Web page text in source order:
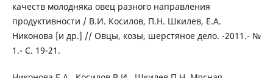
качеств молодняка овец разного направления
продуктивности / В.И. Косилов, П.Н. Шкилев, Е.А.
Никонова [и др.] // Овцы, козы, шерстяное дело. -2011.- №
1.- С. 19-21.